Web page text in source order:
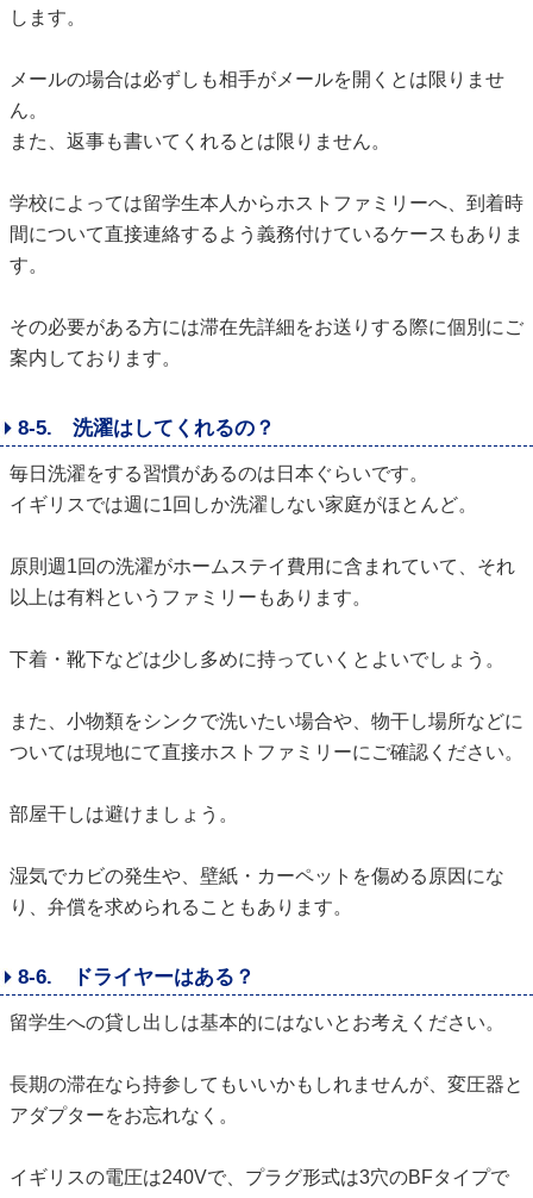
します。
メールの場合は必ずしも相手がメールを開くとは限りませ
ん。
また、返事も書いてくれるとは限りません。
学校によっては留学生本人からホストファミリーへ、到着時
間について直接連絡するよう義務付けているケースもありま
す。
その必要がある方には滞在先詳細をお送りする際に個別にご
案内しております。
8-5. 洗濯はしてくれるの？
毎日洗濯をする習慣があるのは日本ぐらいです。
イギリスでは週に1回しか洗濯しない家庭がほとんど。
原則週1回の洗濯がホームステイ費用に含まれていて、それ
以上は有料というファミリーもあります。
下着・靴下などは少し多めに持っていくとよいでしょう。
また、小物類をシンクで洗いたい場合や、物干し場所などに
ついては現地にて直接ホストファミリーにご確認ください。
部屋干しは避けましょう。
湿気でカビの発生や、壁紙・カーペットを傷める原因にな
り、弁償を求められることもあります。
8-6. ドライヤーはある？
留学生への貸し出しは基本的にはないとお考えください。
長期の滞在なら持参してもいいかもしれませんが、変圧器と
アダプターをお忘れなく。
イギリスの電圧は240Vで、プラグ形式は3穴のBFタイプで